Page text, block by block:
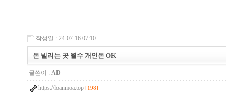
작성일 : 24-07-16 07:10
돈 빌리는 곳 월수 개인돈 OK
글쓴이 : AD
https://loanmoa.top [198]